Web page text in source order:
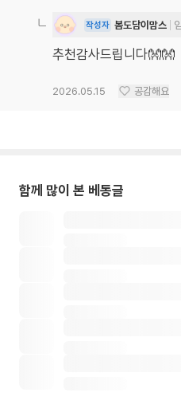
작성자 봄도담이맘스
추천감사드립니다👐👐
2026.05.15 공감해요
함께 많이 본 베동글